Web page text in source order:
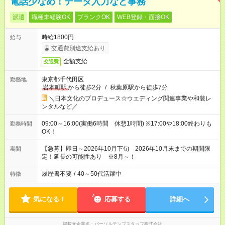
派遣 職種未経験OK ブランクOK WEB登録・面接OK
給与
時給1800円
交通費別途支給あり
交通費 全額支給
勤務地
東京都千代田区
岩本町駅から徒歩2分 / 秋葉原駅から徒歩7分
＼日本文化のプロデュース☆ウエディング関連事業や和装レ
ンタルなど／
勤務時間
09:00～16:00(実働6時間 休憩1時間) ※17:00や18:00終わりも
OK！
期間
【急募】即日～2026年10月下旬 2026年10月末までの期間限
定！延長の可能性あり ※8月～！
特徴 履歴書不要 / 40～50代活躍中
気になる！ 応募する 詳細へ
掲載元企業名 パーソルテンプスタッフ株式会社